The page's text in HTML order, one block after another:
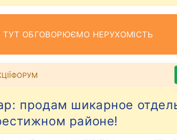
ОБГОВОРЮЄМО НЕРУХОМІСТЬ
ФОРУМ
продам шикарное
районе!